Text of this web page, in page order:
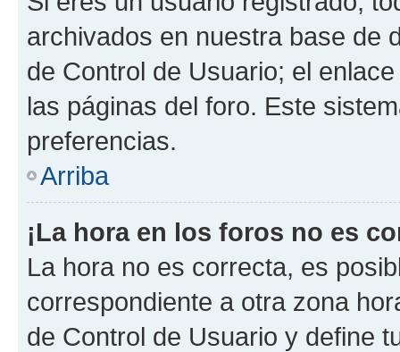
archivados en nuestra base de
de Control de Usuario; el
las páginas del foro. Este
preferencias.
Arriba
¡La hora en los foros no es
La hora no es correcta, es
correspondiente a otra zona
de Control de Usuario y define